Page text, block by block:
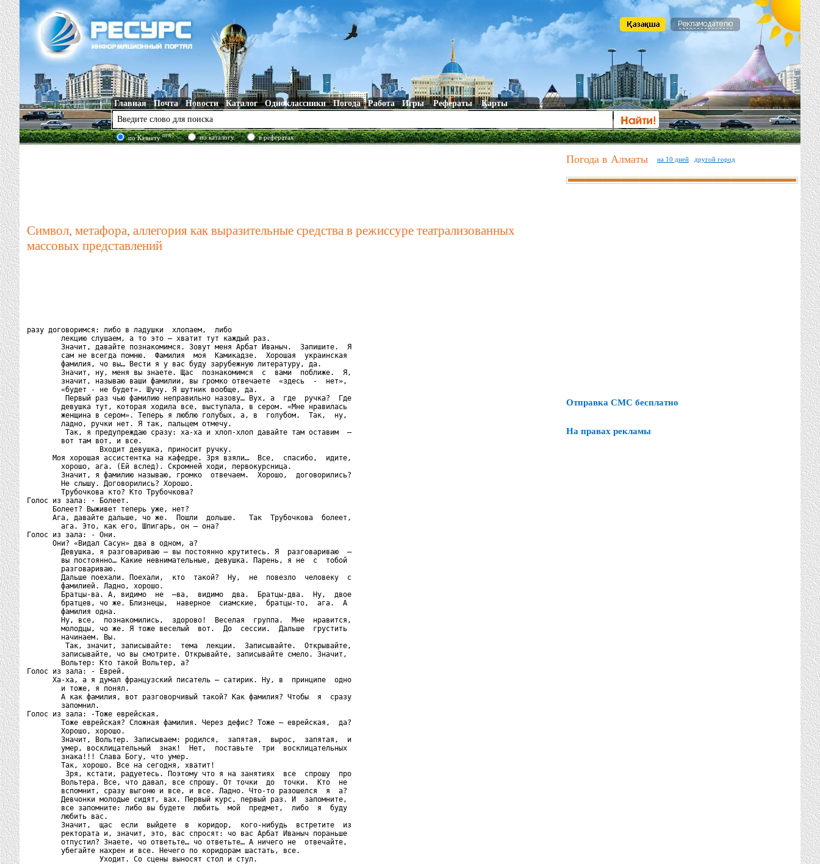
Главная Почта Новости Каталог Одноклассники Погода Работа Игры Рефераты Карты
по Казнетуnew! по каталогу в рефератах
Символ, метафора, аллегория как выразительные средства в режиссуре театрализованных
массовых представлений
разу договоримся: либо в ладушки  хлопаем,  либо
        лекцию слушаем, а то это – хватит тут каждый раз.
        Значит, давайте познакомимся. Зовут меня Арбат Иваныч.  Запишите.  Я
        сам не всегда помню.  Фамилия  моя  Камикадзе.  Хорошая  украинская
        фамилия, чо вы… Вести я у вас буду зарубежную литературу, да.
        Значит, ну, меня вы знаете. Щас  познакомимся  с  вами  поближе.  Я,
        значит, называю ваши фамилии, вы громко отвечаете  «здесь  -  нет»,
        «будет - не будет». Шучу. Я шутник вообще, да.
         Первый раз чью фамилию неправильно назову… Вух, а  где  ручка?  Где
        девушка тут, которая ходила все, выступала, в сером. «Мне нравилась
        женщина в сером». Теперь я люблю голубых, а, в  голубом.  Так,  ну,
        ладно, ручки нет. Я так, пальцем отмечу.
         Так, я предупреждаю сразу: ха-ха и хлоп-хлоп давайте там оставим  –
        вот там вот, и все.
                 Входит девушка, приносит ручку.
      Моя хорошая ассистентка на кафедре. Зря взяли…  Все,  спасибо,  идите,
        хорошо, ага. (Ей вслед). Скромней ходи, первокурсница.
        Значит, я фамилию называю, громко  отвечаем.  Хорошо,  договорились?
        Не слышу. Договорились? Хорошо.
        Трубочкова кто? Кто Трубочкова?
Голос из зала: - Болеет.
      Болеет? Выживет теперь уже, нет?
      Ага, давайте дальше, чо же.  Пошли  дольше.   Так  Трубочкова  болеет,
        ага. Это, как его, Шпигарь, он – она?
Голос из зала: - Они.
      Они? «Видал Сасун» два в одном, а?
        Девушка, я разговариваю – вы постоянно крутитесь. Я  разговариваю  –
        вы постоянно… Какие невнимательные, девушка. Парень, я не  с  тобой
        разговариваю.
        Дальше поехали. Поехали,  кто  такой?  Ну,  не  повезло  человеку  с
        фамилией. Ладно, хорошо.
        Братцы-ва. А, видимо  не  –ва,  видимо  два.  Братцы-два.  Ну,  двое
        братцев, чо же. Близнецы,  наверное  сиамские,  братцы-то,  ага.  А
        фамилия одна.
        Ну, все,  познакомились,  здорово!  Веселая  группа.  Мне  нравится,
        молодцы, чо же. Я тоже веселый  вот.  До  сессии.  Дальше  грустить
        начинаем. Вы.
         Так, значит, записывайте:  тема  лекции.  Записывайте.  Открывайте,
        записывайте, чо вы смотрите. Открывайте, записывайте смело. Значит,
        Вольтер: Кто такой Вольтер, а?
Голос из зала: - Еврей.
      Ха-ха, а я думал французский писатель – сатирик. Ну, в  принципе  одно
        и тоже, я понял.
        А как фамилия, вот разговорчивый такой? Как фамилия? Чтобы  я  сразу
        запомнил.
Голос из зала: -Тоже еврейская.
        Тоже еврейская? Сложная фамилия. Через дефис? Тоже – еврейская,  да?
        Хорошо, хорошо.
        Значит, Вольтер. Записываем: родился,  запятая,  вырос,  запятая,  и
        умер, восклицательный  знак!  Нет,  поставьте  три  восклицательных
        знака!!! Слава Богу, что умер.
        Так, хорошо. Все на сегодня, хватит!
         Зря, кстати, радуетесь. Поэтому что я на занятиях  все  спрошу  про
        Вольтера. Все, что давал, все спрошу. От точки  до  точки.  Кто  не
        вспомнит, сразу выгоню и все, и все. Ладно. Что-то разошелся  я  а?
        Девчонки молодые сидят, вах. Первый курс, первый раз. И  запомните,
        все запомните: либо вы будете  любить  мой  предмет,  либо  я  буду
        любить вас.
        Значит,  щас  если  выйдете  в  коридор,  кого-нибудь  встретите  из
        ректората и, значит, это, вас спросят: чо вас Арбат Иваныч пораньше
        отпустил? Знаете, чо ответьте… чо ответьте… А ничего не  отвечайте,
        убегайте нахрен и все. Нечего по коридорам шастать, все.
                 Уходит. Со сцены выносят стол и стул.
Погода в Алматы на 10 дней другой город
Отправка СМС бесплатно
На правах рекламы